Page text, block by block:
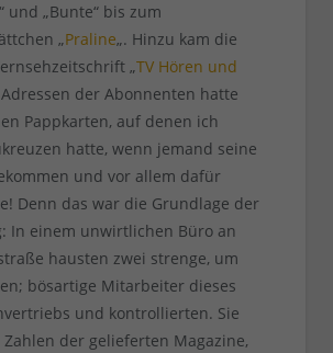
und „Bunte“ bis zum
„Praline„. Hinzu kam die
„TV Hören und
Adressen der Abonnenten hatte
Pappkarten, auf denen ich
hatte, wenn jemand seine
und vor allem dafür
Denn das war die Grundlage der
In einem unwirtlichen Büro an
hausten zwei strenge, um
bösartige Mitarbeiter dieses
und kontrollierten. Sie
der gelieferten Magazine,